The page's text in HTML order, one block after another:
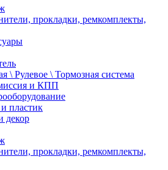
прокладки, ремкомплекты,
\ Рулевое \ Тормозная система
и КПП
пластик
декор
прокладки, ремкомплекты,